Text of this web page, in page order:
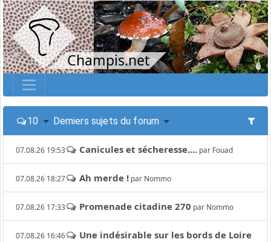
Champis.net
10 Derniers sujets du forum
07.08.26 19:53 Canicules et sécheresse.... par Fouad
07.08.26 18:27 Ah merde ! par Nommo
07.08.26 17:33 Promenade citadine 270 par Nommo
07.08.26 16:46 Une indésirable sur les bords de Loire